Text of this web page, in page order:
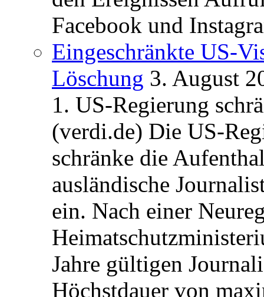
Facebook und
Eingeschränkte US-
Löschung 3. August
1. US-Regierung
(verdi.de) Die US-
schränke die
ausländische
ein. Nach einer
Jahre gültigen
Höchstdauer von